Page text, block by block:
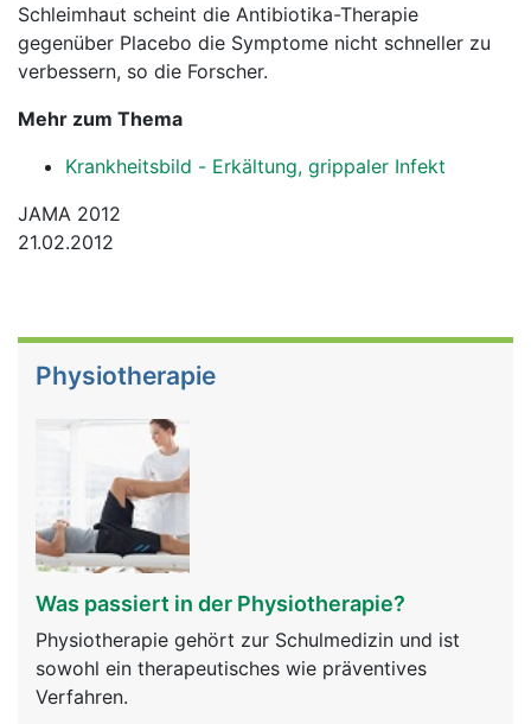
Schleimhaut scheint die Antibiotika-Therapie
gegenüber Placebo die Symptome nicht schneller zu
verbessern, so die Forscher.
Mehr zum Thema
Krankheitsbild - Erkältung, grippaler Infekt
JAMA 2012
21.02.2012
Physiotherapie
Was passiert in der Physiotherapie?
Physiotherapie gehört zur Schulmedizin und ist
sowohl ein therapeutisches wie präventives
Verfahren.